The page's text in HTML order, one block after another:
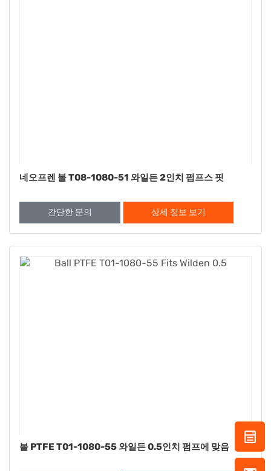
네오프렌 볼 T08-1080-51 와일든 2인치 펌프스 핏
간단한 문의 상세 정보 보기
볼 PTFE T01-1080-55 와일든 0.5인치 펌프에 맞음